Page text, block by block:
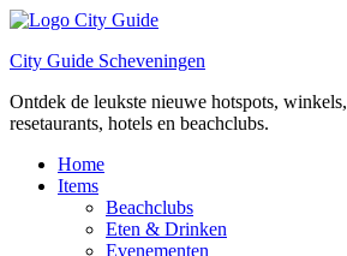
Ga
de
City Guide Scheveningen
Ontdek de leukste nieuwe hotspots, winkels,
resetaurants, hotels en beachclubs.
Home
Items
Beachclubs
Eten & Drinken
Evenementen